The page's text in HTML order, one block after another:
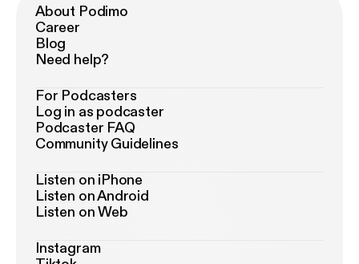
About Podimo
Career
Blog
Need help?
For Podcasters
Log in as podcaster
Podcaster FAQ
Community Guidelines
Listen on iPhone
Listen on Android
Listen on Web
Instagram